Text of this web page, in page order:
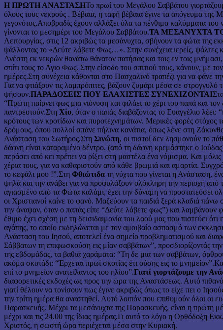
Η ΠΡΩΤΗ ΑΝΑΣΤΑΣΗΤο πρωί του Μεγάλου Σαββάτου
όλους τους νεκρούς . Βέβαια, η ταφή βέβαια έγινε τα απόγευμα
γεγονότος.Αποβραδίς έχουν αλλάξει όλα τα πένθιμα καλύμματα
γίνονται το μεσημέρι του Μεγάλου Σαββάτου.ΤΑ ΜΕΣΑΝΥΧΤΑ
Λειτουργίας, στις 12 ακριβώς τα μεσάνυχτα, σβήνουν τα φώτα της
ψάλλοντας το «Δεύτε λάβετε Φως…». Στην συνέχεια ιερείς, ψάλτες
Ανέστη εκ νεκρών θανάτω θάνατον πατήσας και τοις εν τοις
σπίτι τους το Αγιο Φως. Στην είσοδο του σπιτιού τους, κάνουν, με
ημέρες.Στη συνέχεια κάθονται στο Πασχαλινό τραπέζι για να φάνε
Για να φτιάξουν τις λαμπρόπιτες, βάζουν ζυμάρι μέσα σε στρογγυλό
ψήσουν.ΠΑΡΑΔΟΣΕΙΣ ΠΟΥ ΕΛΑΧΙΣΤΕΣ ΣΥΝΕΧΙΖΟΝΤΑΙ
“Πρώτη παίρνει φως μια νιόνυφη και φιλάει το χέρι του παπά και τον
παντρευτούν.Στη Χίο, όταν ο παπάς διαβάζοντας το Ευαγγέλιο
κρότους των κροτίδων και πυροτεχνημάτων. Μερικές φορές στόχος
δρόμους, όπου πολλοί σπάνε πήλινα κανάτια, όπως λένε στη
Ανάσταση του Σωτήρος.Στη Σινώπη, οι πιστοί δεν λησμονούν το
δάφνη είναι καταραμένο δέντρο. (από τη δάφνη κρεμάστηκε ο
περάσει από κει πρέπει να ρίξει στη μαστέλα ένα νόμισμα. Και
χέρια τους, για να καθαριστούν από κάθε βρωμιά και αμαρτία.
το κεφάλι μου !”.Στη Φθιώτιδα τη νύχτα που γίνεται η Ανάσταση,
ψηλά και την ανάβει για να προφυλάξουν ολόκληρη την περιοχή
αγιασμένο από τα Φώτα καλάμι, έχει την δύναμη να προστατεύσει
οι Χριστιανοί καίνε το φανό. Μαζεύουν τα παιδιά ξερά κλαδιά
την άναψαν, όταν ο παπάς είπε “Δεύτε λάβετε φως”) και λαμβάνουν
έθιμο έχει σχέση με τη δεισιδαιμονία του λαού μας που πιστεύει
αγάπης, το οποίο εκδηλώνεται με τον αμοιβαίο ασπασμό των
Ανάσταση του Ιησού, αποτελεί ένα σημείο προβληματισμού και
Σάββατων τη επιφωσκούση εις μί­αν σαββάτων”, προσδιορίζοντάς
της εβδομάδας, τα βαθιά χαράματα: “Τη δε μια των σαββάτων,
ακόμα σκοτάδι: “Έρχεται πρωί σκοτίας έτι ούσης εις το
επί το μνημείον ανατείλαντος του ηλίου”.Γιατί γιορτάζουμε την
διαφορετικές εκδοχές ως προς την ώρα της Αναστάσεως. Αυτό
γιατί θέλουν να τονίσουν πως έγινε ακριβώς όπως το είχε πει ο
την τρίτη ημέρα θα αναστηθεί. Αυτό λοιπόν που επιθυμούν όλοι οι
Παρασκευής. Μέχρι τα μεσάνυχτα της Παρασκευής, είναι η πρώτη
μέχρι και τις 24.00 της ίδιας ημέρας.Γι αυτό το λόγο η Ορθόδοξη
Χριστός, η σωστή ώρα περιέχεται μέσα στην Κυριακή.